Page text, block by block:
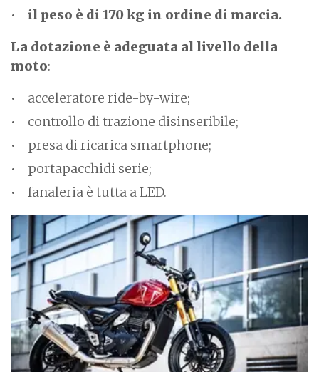
il peso è di 170 kg in ordine di marcia.
La dotazione è adeguata al livello della
moto:
acceleratore ride-by-wire;
controllo di trazione disinseribile;
presa di ricarica smartphone;
portapacchidi serie;
fanaleria è tutta a LED.
I
m
a
g